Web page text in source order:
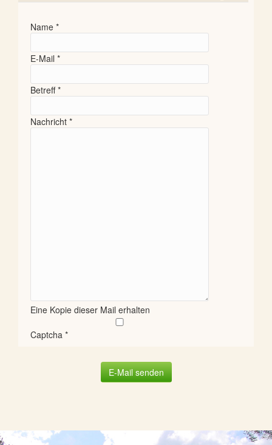
Name *
E-Mail *
Betreff*
Nachricht *
Eine Kopie dieser Mail erhalten
Captcha *
E-Mail senden